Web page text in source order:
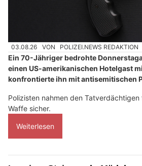
03.08.26 VON POLIZEI.NEWS REDAKTION
Ein 70-Jähriger bedrohte
einen US-amerikanischen Hotelgast
konfrontierte ihn mit antisemitischen
Polizisten nahmen den
Waffe sicher.
Weiterlesen